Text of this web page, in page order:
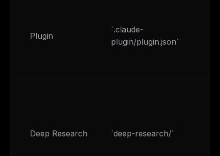
Plugin
`.claude-
plugin/plugin.json`
Deep Research `deep-research/`